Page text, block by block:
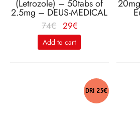
(Letrozole) – 50tabs of
2.5mg – DEUS-MEDICAL
74€
Le
prix
initial
29€
actuel
29€.
Add to cart
DRI 25€